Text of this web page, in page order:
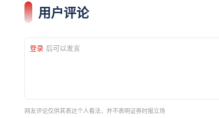
用户评论
登录 后可以发言
网友评论仅供其表达个人看法，并不表明证券时报立场